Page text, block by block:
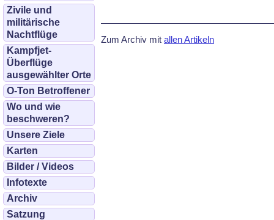
Zivile und
militärische
Nachtflüge
Kampfjet-
Überflüge
ausgewählter Orte
O-Ton Betroffener
Wo und wie
beschweren?
Unsere Ziele
Karten
Bilder / Videos
Infotexte
Archiv
Satzung
Zum Archiv mit allen Artikeln